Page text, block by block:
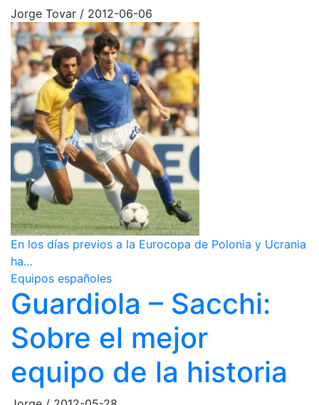
Jorge Tovar / 2012-06-06
En los días previos a la Eurocopa de Polonia y Ucrania
ha…
Equipos españoles
Guardiola – Sacchi:
Sobre el mejor
equipo de la historia